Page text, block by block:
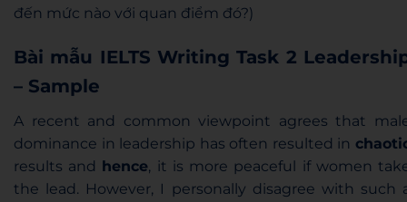
đến mức nào với quan điểm đó?)
Bài mẫu IELTS Writing Task 2
– Sample
A recent and common viewpoint agrees that
dominance in leadership has often resulted in
results and hence, it is more peaceful if women
the lead. However, I personally disagree with such